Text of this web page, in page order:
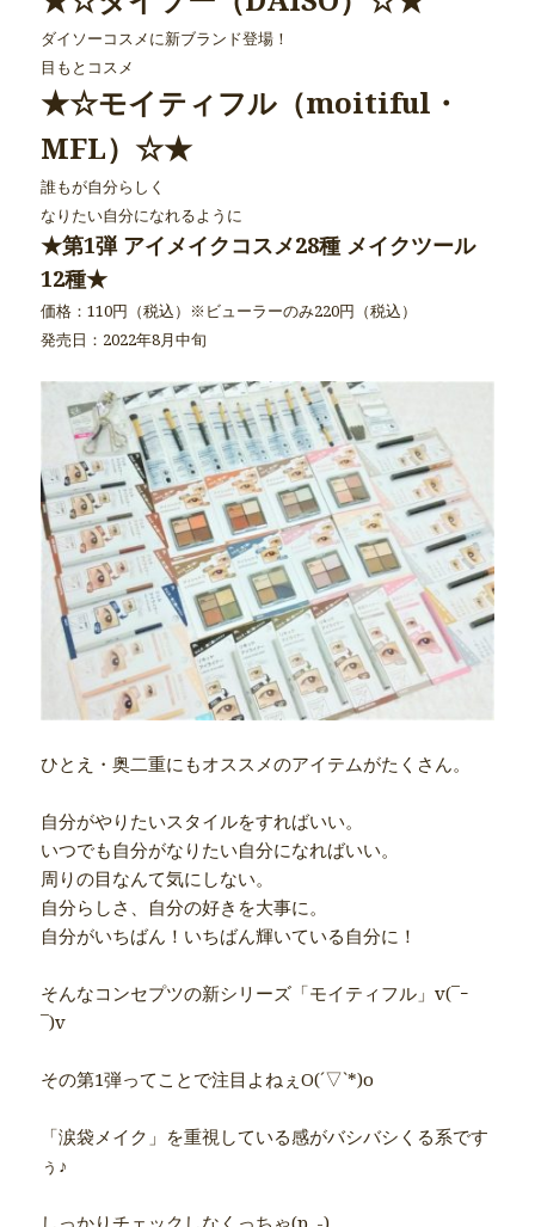
ダイソーコスメに新ブランド登場！
目もとコスメ
★☆モイティフル（moitiful・
MFL）☆★
誰もが自分らしく
なりたい自分になれるように
★第1弾 アイメイクコスメ28種 メイクツール
12種★
価格：110円（税込）※ビューラーのみ220円（税込）
発売日：2022年8月中旬
ひとえ・奥二重にもオススメのアイテムがたくさん。
自分がやりたいスタイルをすればいい。
いつでも自分がなりたい自分になればいい。
周りの目なんて気にしない。
自分らしさ、自分の好きを大事に。
自分がいちばん！いちばん輝いている自分に！
そんなコンセプツの新シリーズ「モイティフル」v(¯ｰ
¯)v
その第1弾ってことで注目よねぇO(ˊ▽ˋ*)o
「涙袋メイク」を重視している感がバシバシくる系です
ぅ♪